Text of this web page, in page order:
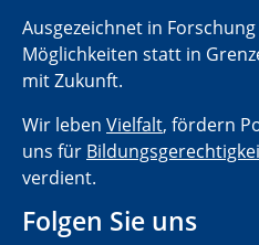
Ausgezeichnet in
Möglichkeiten statt in
mit Zukunft.
Wir leben Vielfalt, fördern
uns für
verdient.
Folgen Sie uns